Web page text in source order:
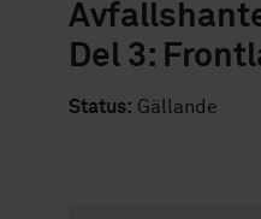
Del 3:
Status: Gällande